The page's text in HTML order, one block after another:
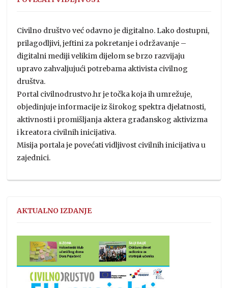
Civilno društvo već odavno je digitalno. Lako dostupni,
prilagodljivi, jeftini za pokretanje i održavanje –
digitalni mediji velikim dijelom se brzo razvijaju
upravo zahvaljujući potrebama aktivista civilnog
društva.
Portal civilnodrustvo.hr je točka koja ih umrežuje,
objedinjuje informacije iz širokog spektra djelatnosti,
aktivnosti i promišljanja aktera građanskog aktivizma
i kreatora civilnih inicijativa.
Misija portala je povećati vidljivost civilnih inicijativa u
zajednici.
AKTUALNO IZDANJE